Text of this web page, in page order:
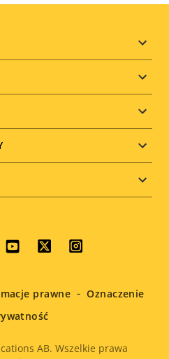
AB. Wszelkie prawa
prawne
Oznaczenie